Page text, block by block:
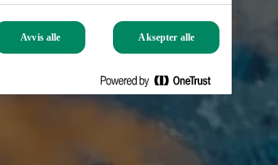
Avvis alle Aksepter alle